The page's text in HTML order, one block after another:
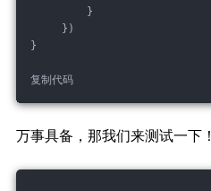
}
})
}
复制代码
万事具备，那我们来测试一下！